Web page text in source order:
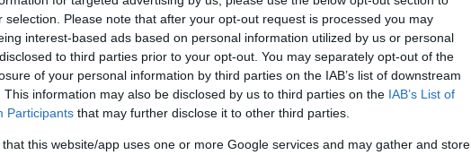
selection. Please note that after your opt-out request is processed you may
interest-based ads based on personal information utilized by us or personal
to third parties prior to your opt-out. You may separately opt-out of the
of your personal information by third parties on the IAB’s list of downstream
This information may also be disclosed by us to third parties on the IAB’s List of
Participants that may further disclose it to other third parties.
that this website/app uses one or more Google services and may gather and store
/ Red Bull Content Pool
MEGOSZTÁS